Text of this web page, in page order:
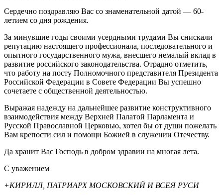
Сердечно поздравляю Вас со знаменательной датой — 60-
летием со дня рождения.
За минувшие годы своими усердными трудами Вы снискали
репутацию настоящего профессионала, последовательного и
опытного государственного мужа, внесшего немалый вклад в
развитие российского законодательства. Отрадно отметить,
что работу на посту Полномочного представителя Президента
Российской Федерации в Совете Федерации Вы успешно
сочетаете с общественной деятельностью.
Выражая надежду на дальнейшее развитие конструктивного
взаимодействия между Верхней Палатой Парламента и
Русской Православной Церковью, хотел бы от души пожелать
Вам крепости сил и помощи Божией в служении Отечеству.
Да хранит Вас Господь в добром здравии на многая лета.
С уважением
+КИРИЛЛ, ПАТРИАРХ МОСКОВСКИЙ И ВСЕЯ РУСИ